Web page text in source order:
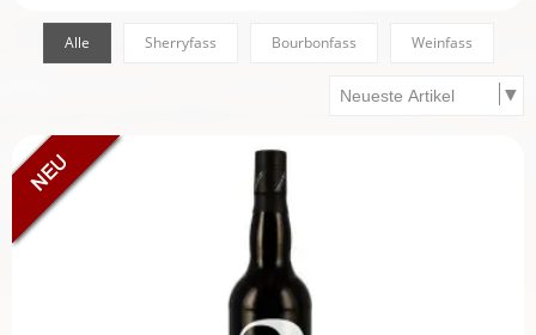
Alle Sherryfass Bourbonfass Weinfass